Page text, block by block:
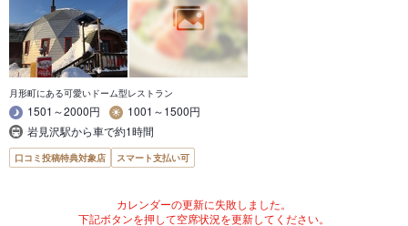
月形町にある可愛いドーム型レストラン
1501～2000円
1001～1500円
岩見沢駅から車で約1時間
口コミ投稿特典対象店 スマート支払い可
カレンダーの更新に失敗しました。
下記ボタンを押して空席状況を更新してください。